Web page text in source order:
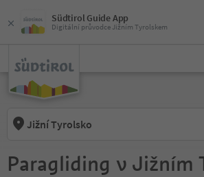
Südtirol Guide App
Digitální průvodce Jižním Tyrolskem
Jižní Tyrolsko
Paragliding v Jižním